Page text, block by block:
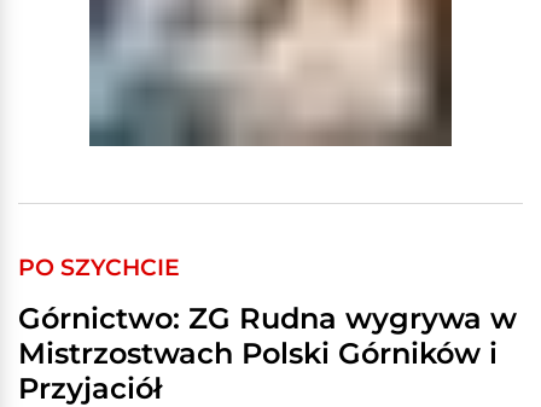
PO SZYCHCIE
Górnictwo: ZG Rudna wygrywa w
Mistrzostwach Polski Górników i
Przyjaciół